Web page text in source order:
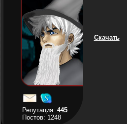
Репутация:445
Постов: 1248
Скачать